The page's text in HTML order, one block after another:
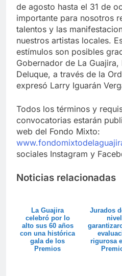
de agosto hasta el 31 de
importante para nosotros
talentos y las
nuestros artistas locales.
estímulos son posibles
Gobernador de La
Deluque, a través de la
expresó Larry Iguarán
Todos los términos y
convocatorias estarán
web del Fondo Mixto:
sociales Instagram y
Noticias relacionadas
La Guajira
celebró por lo
alto sus 60 años
con una histórica
gala de los
Premios
Jurados
nivel
rigurosa